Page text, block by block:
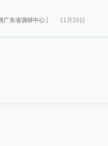
广东省调研中心 11月20日